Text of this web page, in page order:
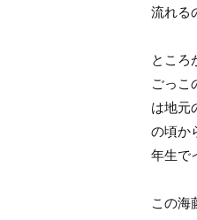
流れる
ところ
ごっこ
は地元
の頃か
年生で
この海